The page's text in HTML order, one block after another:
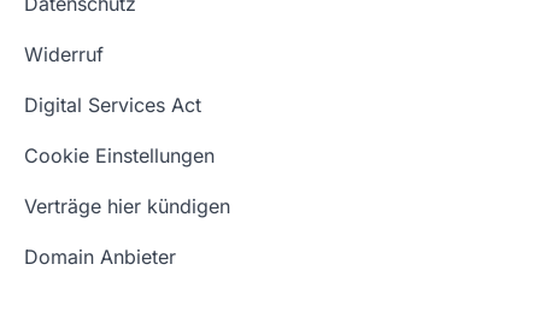
Blog
Whois Domain
Was ist eine Domain?
Domain Umzug
Wie ist meine IP?
Email Adresse erstellen
Widerruf
Digital Services Act
Cookie Einstellungen
Verträge hier kündigen
Domain Anbieter